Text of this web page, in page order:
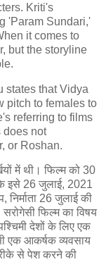
Kriti's
'Param Sundari,'
it comes to
but the storyline
states that Vidya
pitch to females to
referring to films
does not
or Roshan.
में थी। फिल्म को 30
इसे 26 जुलाई, 2021
26 जुलाई की
फिल्म का विषय
देशों के लिए एक
एक आकर्षक व्यवसाय
से पेश करने की